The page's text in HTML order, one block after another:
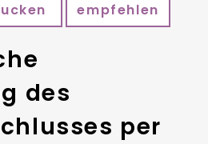
empfehlen
des
per